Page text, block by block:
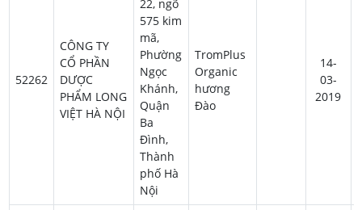
52262
CÔNG TY
CỔ PHẦN
DƯỢC
PHẨM LONG
VIỆT HÀ NỘI
22, ngõ
575 kim
mã,
Phường
Ngọc
Khánh,
Quận
Ba
Đình,
Thành
phố Hà
Nội
TromPlus
Organic
hương
Đào
14-
03-
2019